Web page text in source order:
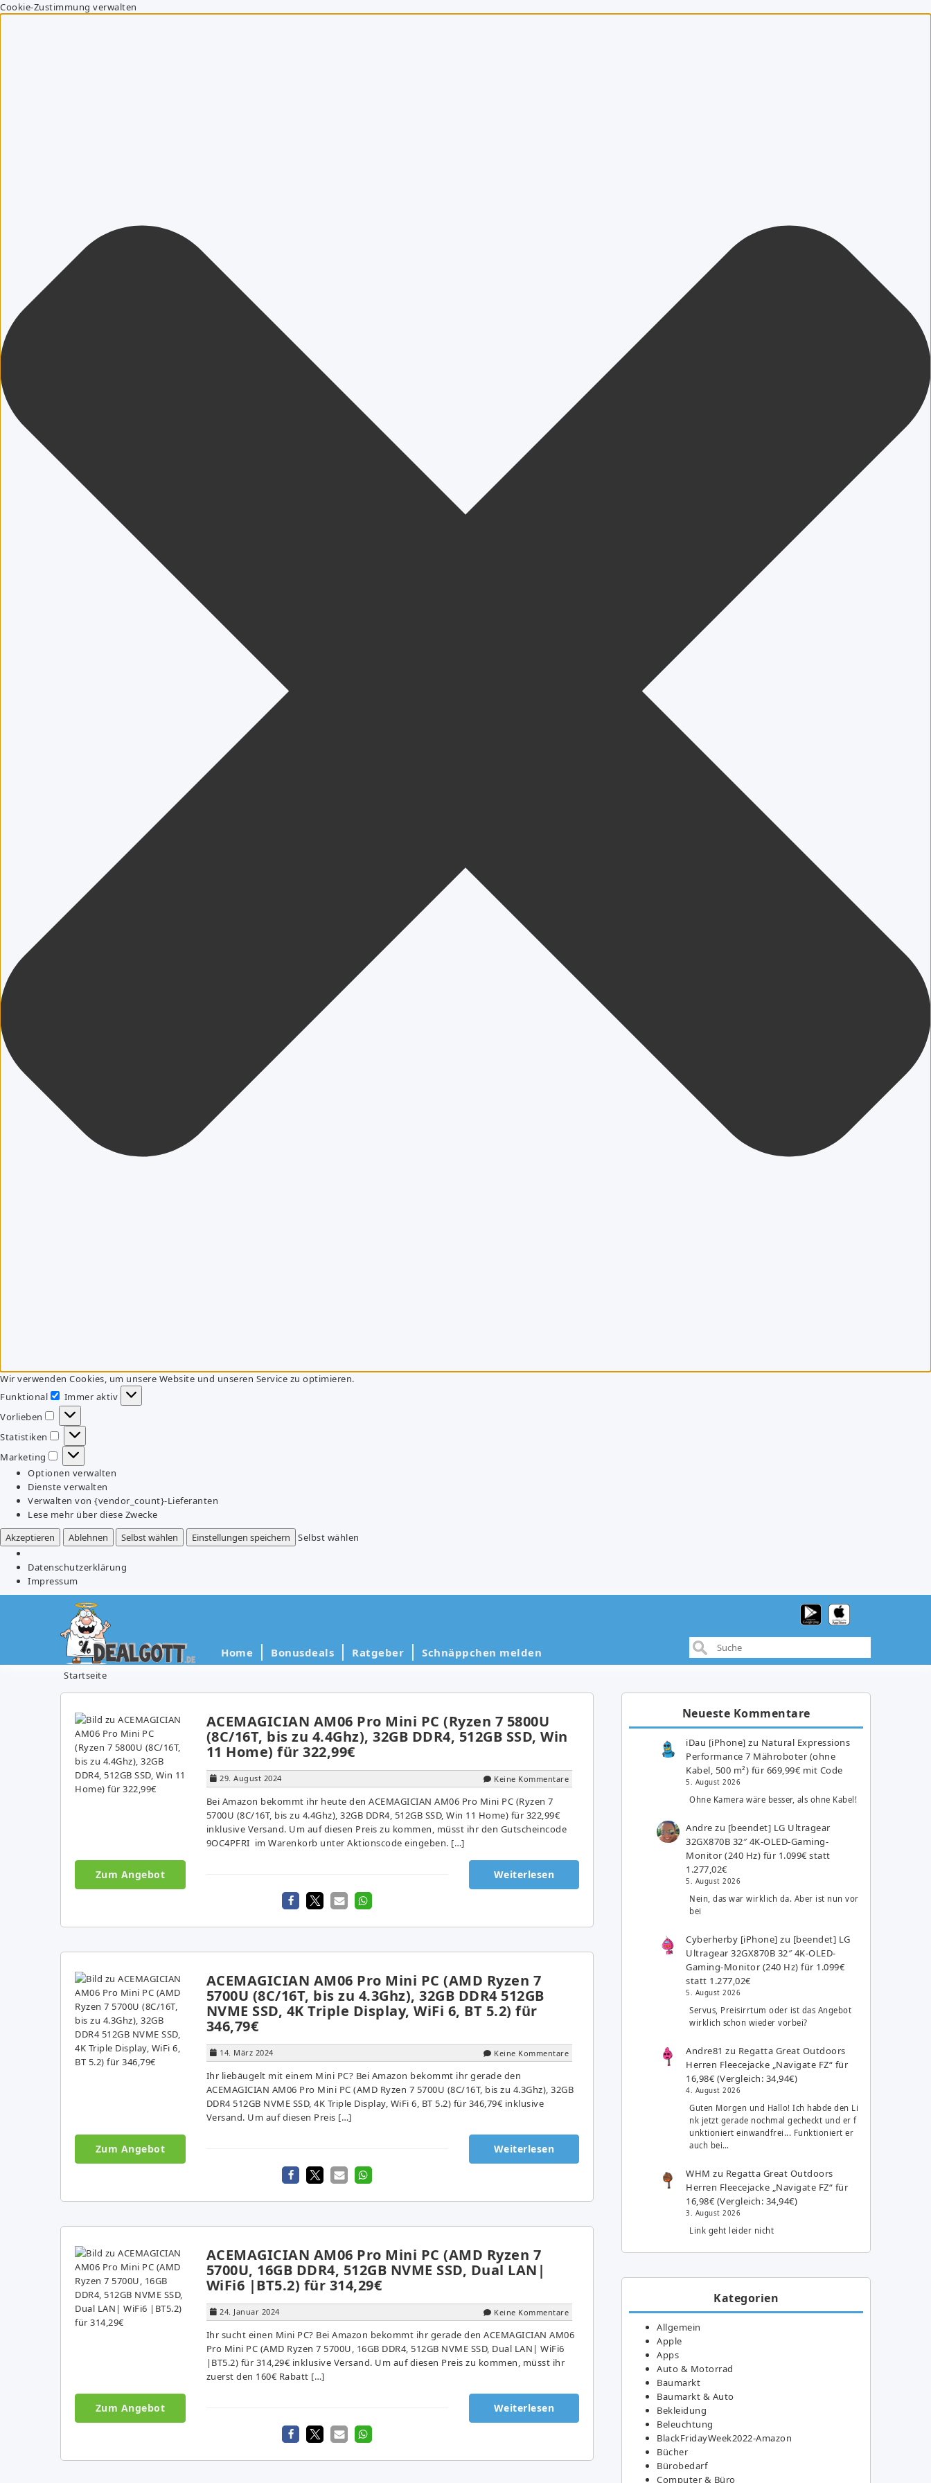
Cookie-Zustimmung verwalten
Wir verwenden Cookies, um unsere Website und unseren Service zu optimieren.
Funktional
Funktional
Immer aktiv
Vorlieben
Vorlieben
Statistiken
Statistiken
Marketing
Marketing
Optionen verwalten
Dienste verwalten
Verwalten von {vendor_count}-Lieferanten
Lese mehr über diese Zwecke
Akzeptieren
Ablehnen Selbst wählen Einstellungen speichern Selbst wählen
Datenschutzerklärung
Impressum
Home Bonusdeals Ratgeber Schnäppchen melden
Startseite
ACEMAGICIAN AM06 Pro Mini PC (Ryzen 7 5800U
(8C/16T, bis zu 4.4Ghz), 32GB DDR4, 512GB SSD, Win
11 Home) für 322,99€
29. August 2024 Keine Kommentare
Bei Amazon bekommt ihr heute den ACEMAGICIAN AM06 Pro Mini PC (Ryzen 7
5700U (8C/16T, bis zu 4.4Ghz), 32GB DDR4, 512GB SSD, Win 11 Home) für 322,99€
inklusive Versand. Um auf diesen Preis zu kommen, müsst ihr den Gutscheincode
9OC4PFRI im Warenkorb unter Aktionscode eingeben. […]
Zum Angebot Weiterlesen
ACEMAGICIAN AM06 Pro Mini PC (AMD Ryzen 7
5700U (8C/16T, bis zu 4.3Ghz), 32GB DDR4 512GB
NVME SSD, 4K Triple Display, WiFi 6, BT 5.2) für
346,79€
14. März 2024 Keine Kommentare
Ihr liebäugelt mit einem Mini PC? Bei Amazon bekommt ihr gerade den
ACEMAGICIAN AM06 Pro Mini PC (AMD Ryzen 7 5700U (8C/16T, bis zu 4.3Ghz), 32GB
DDR4 512GB NVME SSD, 4K Triple Display, WiFi 6, BT 5.2) für 346,79€ inklusive
Versand. Um auf diesen Preis […]
Zum Angebot Weiterlesen
ACEMAGICIAN AM06 Pro Mini PC (AMD Ryzen 7
5700U, 16GB DDR4, 512GB NVME SSD, Dual LAN|
WiFi6 |BT5.2) für 314,29€
24. Januar 2024 Keine Kommentare
Ihr sucht einen Mini PC? Bei Amazon bekommt ihr gerade den ACEMAGICIAN AM06
Pro Mini PC (AMD Ryzen 7 5700U, 16GB DDR4, 512GB NVME SSD, Dual LAN| WiFi6
|BT5.2) für 314,29€ inklusive Versand. Um auf diesen Preis zu kommen, müsst ihr
zuerst den 160€ Rabatt […]
Zum Angebot Weiterlesen
Neueste Kommentare
iDau [iPhone] zu Natural Expressions
Performance 7 Mähroboter (ohne
Kabel, 500 m²) für 669,99€ mit Code
5. August 2026
Ohne Kamera wäre besser, als ohne Kabel!
Andre zu [beendet] LG Ultragear
32GX870B 32″ 4K-OLED-Gaming-
Monitor (240 Hz) für 1.099€ statt
1.277,02€
5. August 2026
Nein, das war wirklich da. Aber ist nun vor
bei
Cyberherby [iPhone] zu [beendet] LG
Ultragear 32GX870B 32″ 4K-OLED-
Gaming-Monitor (240 Hz) für 1.099€
statt 1.277,02€
5. August 2026
Servus, Preisirrtum oder ist das Angebot
wirklich schon wieder vorbei?
Andre81 zu Regatta Great Outdoors
Herren Fleecejacke „Navigate FZ“ für
16,98€ (Vergleich: 34,94€)
4. August 2026
Guten Morgen und Hallo! Ich habde den Li
nk jetzt gerade nochmal gecheckt und er f
unktioniert einwandfrei... Funktioniert er
auch bei…
WHM zu Regatta Great Outdoors
Herren Fleecejacke „Navigate FZ“ für
16,98€ (Vergleich: 34,94€)
3. August 2026
Link geht leider nicht
Kategorien
Allgemein
Apple
Apps
Auto & Motorrad
Baumarkt
Baumarkt & Auto
Bekleidung
Beleuchtung
BlackFridayWeek2022-Amazon
Bücher
Bürobedarf
Computer & Büro